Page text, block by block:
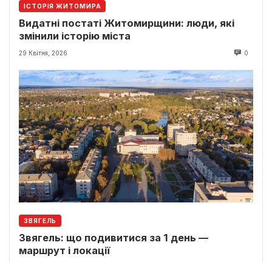
ІСТОРІЯ ЖИТОМИРА
Видатні постаті Житомирщини: люди, які
змінили історію міста
29 Квітня, 2026 0
ЗВЯГЕЛЬ
Звягель: що подивитися за 1 день —
маршрут і локації